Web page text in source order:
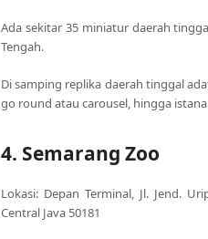
Ada sekitar 35 miniatur daerah
Tengah.
Di samping replika daerah tinggal
go round atau carousel, hingga
4. Semarang Zoo
Lokasi: Depan Terminal, Jl. Jend.
Central Java 50181